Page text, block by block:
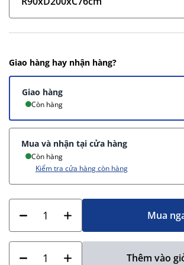
Giao hàng hay nhận hàng?
Giao hàng
Còn hàng
Mua và nhận tại cửa hàng
Còn hàng
Kiểm tra cửa hàng còn hàng
Mua
Thêm vào